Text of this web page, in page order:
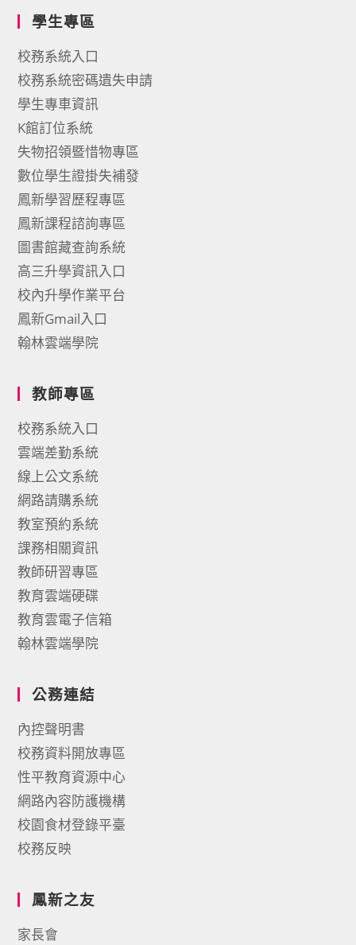
學生專區
校務系統入口
校務系統密碼遺失申請
學生專車資訊
K館訂位系統
失物招領暨惜物專區
數位學生證掛失補發
鳳新學習歷程專區
鳳新課程諮詢專區
圖書館藏查詢系統
高三升學資訊入口
校內升學作業平台
鳳新Gmail入口
翰林雲端學院
教師專區
校務系統入口
雲端差勤系統
線上公文系統
網路請購系統
教室預約系統
課務相關資訊
教師研習專區
教育雲端硬碟
教育雲電子信箱
翰林雲端學院
公務連結
內控聲明書
校務資料開放專區
性平教育資源中心
網路內容防護機構
校園食材登錄平臺
校務反映
鳳新之友
家長會